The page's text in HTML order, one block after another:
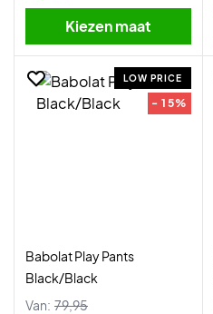
Kiezen maat
LOW PRICE
- 15%
Babolat Play Pants
Black/Black
Van: 79,95